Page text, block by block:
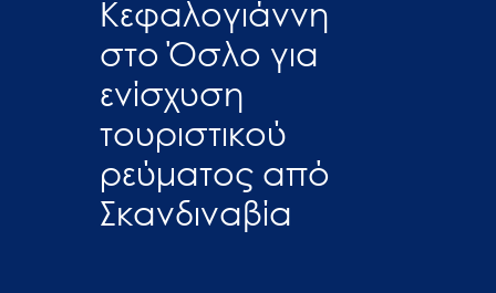
Κεφαλογιάννη
στο Όσλο για
ενίσχυση
τουριστικού
ρεύματος από
Σκανδιναβία